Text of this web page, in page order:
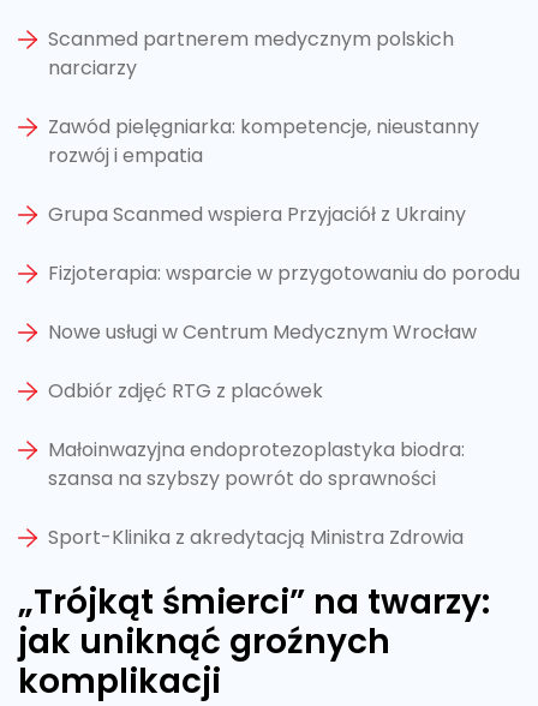
Scanmed partnerem medycznym polskich
narciarzy
Zawód pielęgniarka: kompetencje, nieustanny
rozwój i empatia
Grupa Scanmed wspiera Przyjaciół z Ukrainy
Fizjoterapia: wsparcie w przygotowaniu do porodu
Nowe usługi w Centrum Medycznym Wrocław
Odbiór zdjęć RTG z placówek
Małoinwazyjna endoprotezoplastyka biodra:
szansa na szybszy powrót do sprawności
Sport-Klinika z akredytacją Ministra Zdrowia
„Trójkąt śmierci” na twarzy:
jak uniknąć groźnych
komplikacji